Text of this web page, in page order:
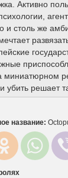
Активно
и столь же
миниатюрном
убить решает
название: